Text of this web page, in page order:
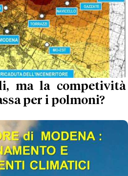
ma la competività
per i polmoni?